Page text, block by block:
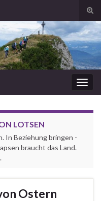
LOTSEN
In Beziehung bringen -
braucht das Land.
Ostern